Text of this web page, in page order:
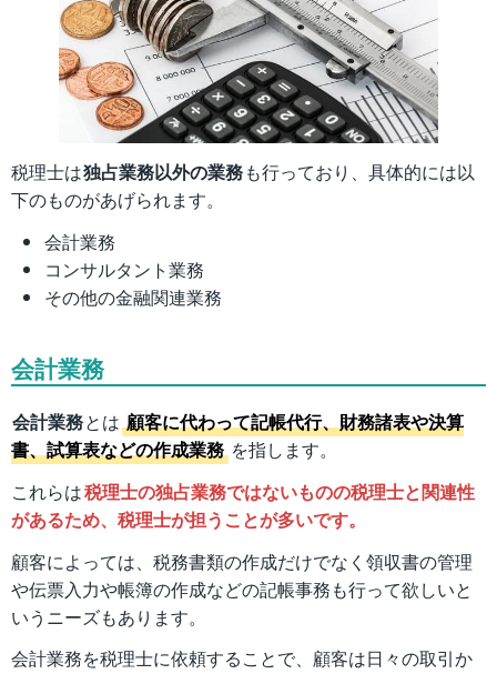
税理士は独占業務以外の業務も行っており、具体的には以
下のものがあげられます。
会計業務
コンサルタント業務
その他の金融関連業務
会計業務
会計業務とは 顧客に代わって記帳代行、財務諸表や決算
書、試算表などの作成業務 を指します。
これらは税理士の独占業務ではないものの税理士と関連性
があるため、税理士が担うことが多いです。
顧客によっては、税務書類の作成だけでなく領収書の管理
や伝票入力や帳簿の作成などの記帳事務も行って欲しいと
いうニーズもあります。
会計業務を税理士に依頼することで、顧客は日々の取引か